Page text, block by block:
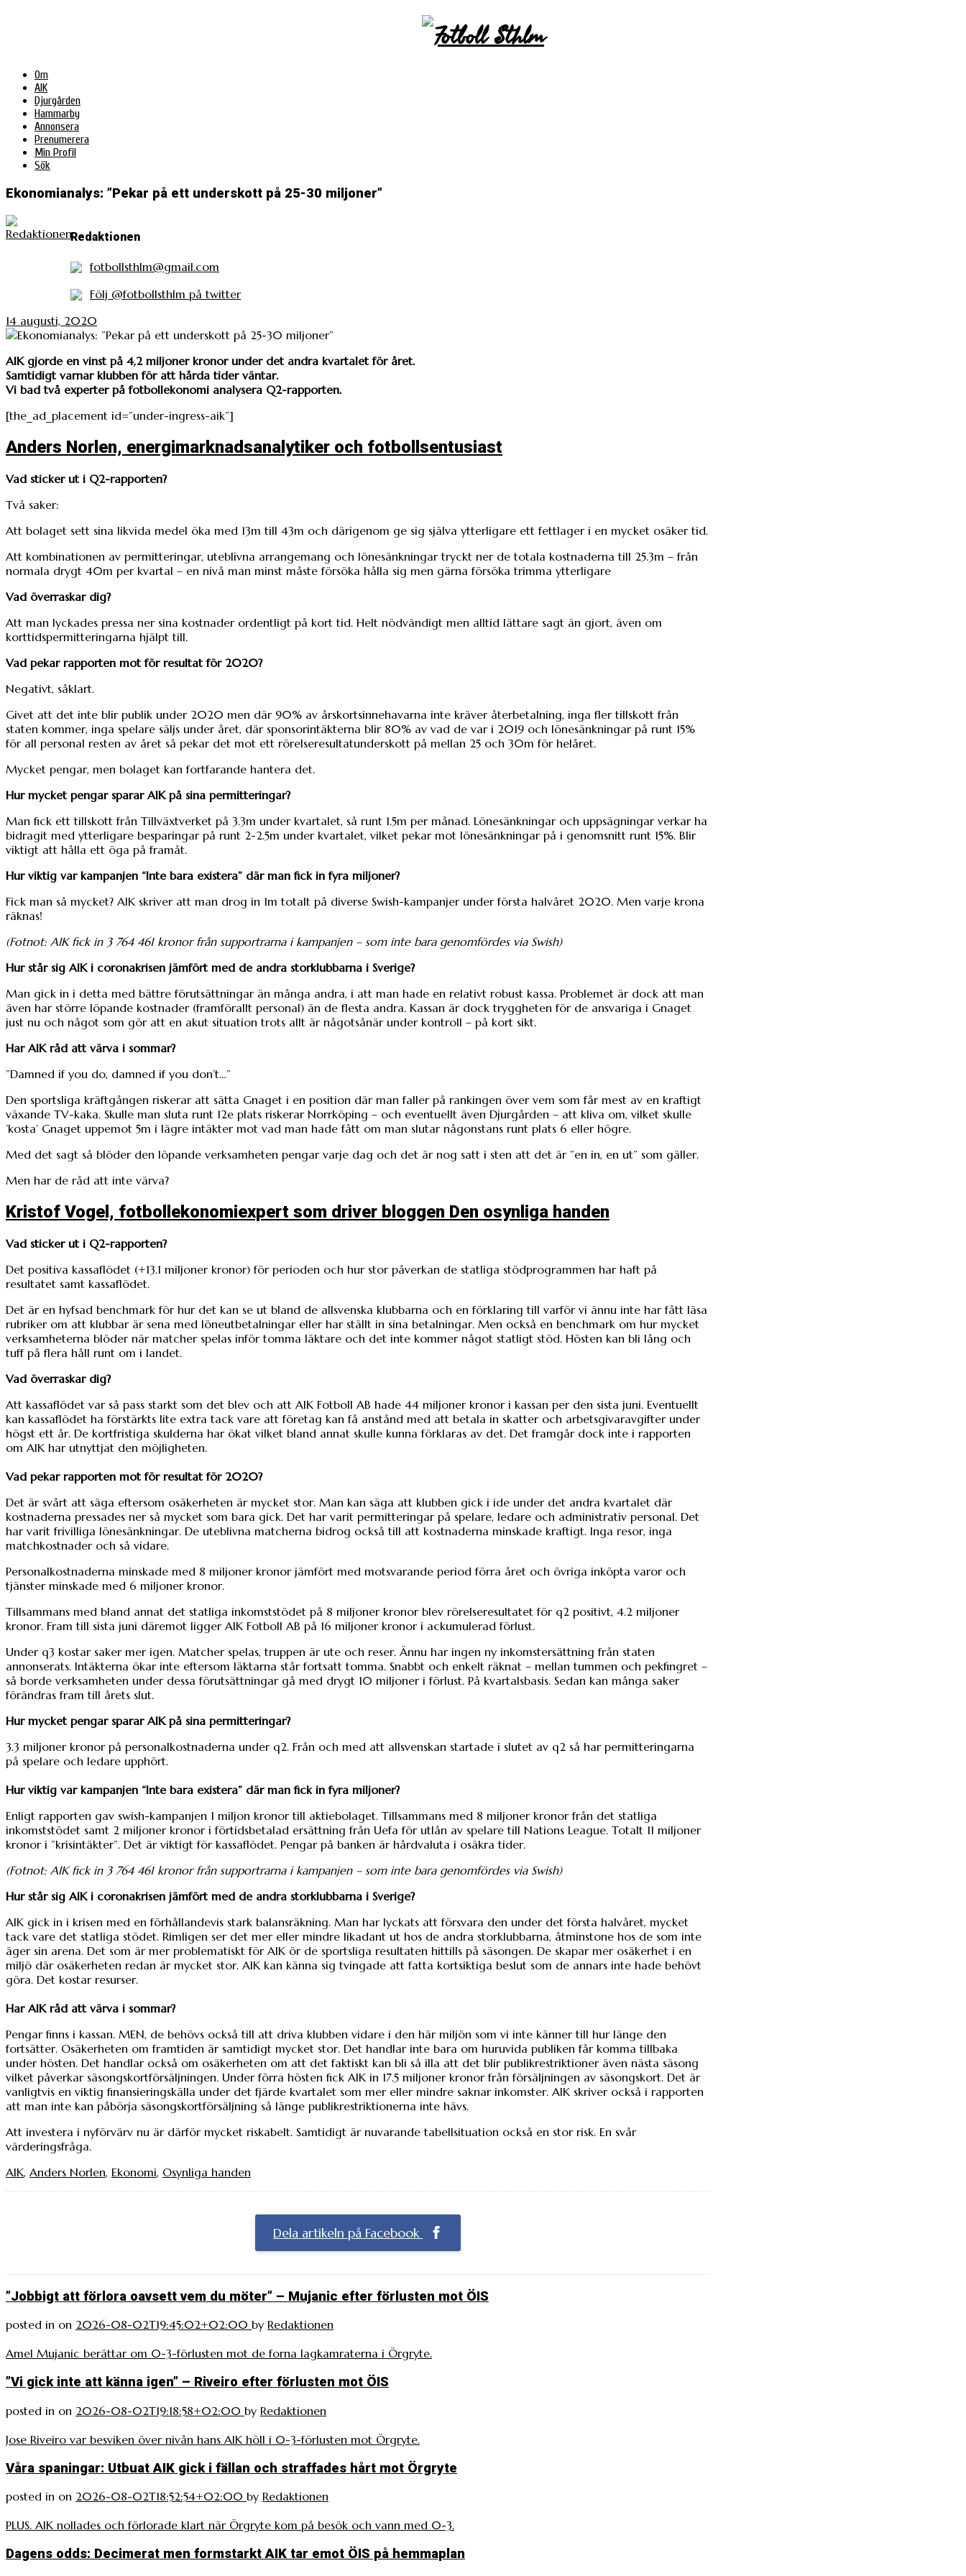
Om
AIK
Djurgården
Hammarby
Annonsera
Prenumerera
Min Profil
Sök
Ekonomianalys: ”Pekar på ett underskott på 25-30 miljoner”
Redaktionen
fotbollsthlm@gmail.com
Följ @fotbollsthlm på twitter
14 augusti, 2020
AIK gjorde en vinst på 4,2 miljoner kronor under det andra kvartalet för året.
Samtidigt varnar klubben för att hårda tider väntar.
Vi bad två experter på fotbollekonomi analysera Q2-rapporten.
[the_ad_placement id=”under-ingress-aik”]
Anders Norlen, energimarknadsanalytiker och fotbollsentusiast
Vad sticker ut i Q2-rapporten?
Två saker:
Att bolaget sett sina likvida medel öka med 13m till 43m och därigenom ge sig själva ytterligare ett fettlager i en mycket osäker tid.
Att kombinationen av permitteringar, uteblivna arrangemang och lönesänkningar tryckt ner de totala kostnaderna till 25.3m – från
normala drygt 40m per kvartal – en nivå man minst måste försöka hålla sig men gärna försöka trimma ytterligare
Vad överraskar dig?
Att man lyckades pressa ner sina kostnader ordentligt på kort tid. Helt nödvändigt men alltid lättare sagt än gjort, även om
korttidspermitteringarna hjälpt till.
Vad pekar rapporten mot för resultat för 2020?
Negativt, såklart.
Givet att det inte blir publik under 2020 men där 90% av årskortsinnehavarna inte kräver återbetalning, inga fler tillskott från
staten kommer, inga spelare säljs under året, där sponsorintäkterna blir 80% av vad de var i 2019 och lönesänkningar på runt 15%
för all personal resten av året så pekar det mot ett rörelseresultatunderskott på mellan 25 och 30m för helåret.
Mycket pengar, men bolaget kan fortfarande hantera det.
Hur mycket pengar sparar AIK på sina permitteringar?
Man fick ett tillskott från Tillväxtverket på 3.3m under kvartalet, så runt 1.5m per månad. Lönesänkningar och uppsägningar verkar ha
bidragit med ytterligare besparingar på runt 2-2.5m under kvartalet, vilket pekar mot lönesänkningar på i genomsnitt runt 15%. Blir
viktigt att hålla ett öga på framåt.
Hur viktig var kampanjen “Inte bara existera” där man fick in fyra miljoner?
Fick man så mycket? AIK skriver att man drog in 1m totalt på diverse Swish-kampanjer under första halvåret 2020. Men varje krona
räknas!
(Fotnot: AIK fick in 3 764 461 kronor från supportrarna i kampanjen – som inte bara genomfördes via Swish)
Hur står sig AIK i coronakrisen jämfört med de andra storklubbarna i Sverige?
Man gick in i detta med bättre förutsättningar än många andra, i att man hade en relativt robust kassa. Problemet är dock att man
även har större löpande kostnader (framförallt personal) än de flesta andra. Kassan är dock tryggheten för de ansvariga i Gnaget
just nu och något som gör att en akut situation trots allt är någotsånär under kontroll – på kort sikt.
Har AIK råd att värva i sommar?
”Damned if you do, damned if you don’t…”
Den sportsliga kräftgången riskerar att sätta Gnaget i en position där man faller på rankingen över vem som får mest av en kraftigt
växande TV-kaka. Skulle man sluta runt 12e plats riskerar Norrköping – och eventuellt även Djurgården – att kliva om, vilket skulle
’kosta’ Gnaget uppemot 5m i lägre intäkter mot vad man hade fått om man slutar någonstans runt plats 6 eller högre.
Med det sagt så blöder den löpande verksamheten pengar varje dag och det är nog satt i sten att det är ”en in, en ut” som gäller.
Men har de råd att inte värva?
Kristof Vogel, fotbollekonomiexpert som driver bloggen Den osynliga handen
Vad sticker ut i Q2-rapporten?
Det positiva kassaflödet (+13.1 miljoner kronor) för perioden och hur stor påverkan de statliga stödprogrammen har haft på
resultatet samt kassaflödet.
Det är en hyfsad benchmark för hur det kan se ut bland de allsvenska klubbarna och en förklaring till varför vi ännu inte har fått läsa
rubriker om att klubbar är sena med löneutbetalningar eller har ställt in sina betalningar. Men också en benchmark om hur mycket
verksamheterna blöder när matcher spelas inför tomma läktare och det inte kommer något statligt stöd. Hösten kan bli lång och
tuff på flera håll runt om i landet.
Vad överraskar dig?
Att kassaflödet var så pass starkt som det blev och att AIK Fotboll AB hade 44 miljoner kronor i kassan per den sista juni. Eventuellt
kan kassaflödet ha förstärkts lite extra tack vare att företag kan få anstånd med att betala in skatter och arbetsgivaravgifter under
högst ett år. De kortfristiga skulderna har ökat vilket bland annat skulle kunna förklaras av det. Det framgår dock inte i rapporten
om AIK har utnyttjat den möjligheten.
Vad pekar rapporten mot för resultat för 2020?
Det är svårt att säga eftersom osäkerheten är mycket stor. Man kan säga att klubben gick i ide under det andra kvartalet där
kostnaderna pressades ner så mycket som bara gick. Det har varit permitteringar på spelare, ledare och administrativ personal. Det
har varit frivilliga lönesänkningar. De uteblivna matcherna bidrog också till att kostnaderna minskade kraftigt. Inga resor, inga
matchkostnader och så vidare.
Personalkostnaderna minskade med 8 miljoner kronor jämfört med motsvarande period förra året och övriga inköpta varor och
tjänster minskade med 6 miljoner kronor.
Tillsammans med bland annat det statliga inkomststödet på 8 miljoner kronor blev rörelseresultatet för q2 positivt, 4.2 miljoner
kronor. Fram till sista juni däremot ligger AIK Fotboll AB på 16 miljoner kronor i ackumulerad förlust.
Under q3 kostar saker mer igen. Matcher spelas, truppen är ute och reser. Ännu har ingen ny inkomstersättning från staten
annonserats. Intäkterna ökar inte eftersom läktarna står fortsatt tomma. Snabbt och enkelt räknat – mellan tummen och pekfingret –
så borde verksamheten under dessa förutsättningar gå med drygt 10 miljoner i förlust. På kvartalsbasis. Sedan kan många saker
förändras fram till årets slut.
Hur mycket pengar sparar AIK på sina permitteringar?
3.3 miljoner kronor på personalkostnaderna under q2. Från och med att allsvenskan startade i slutet av q2 så har permitteringarna
på spelare och ledare upphört.
Hur viktig var kampanjen “Inte bara existera” där man fick in fyra miljoner?
Enligt rapporten gav swish-kampanjen 1 miljon kronor till aktiebolaget. Tillsammans med 8 miljoner kronor från det statliga
inkomststödet samt 2 miljoner kronor i förtidsbetalad ersättning från Uefa för utlån av spelare till Nations League. Totalt 11 miljoner
kronor i ”krisintäkter”. Det är viktigt för kassaflödet. Pengar på banken är hårdvaluta i osäkra tider.
(Fotnot: AIK fick in 3 764 461 kronor från supportrarna i kampanjen – som inte bara genomfördes via Swish)
Hur står sig AIK i coronakrisen jämfört med de andra storklubbarna i Sverige?
AIK gick in i krisen med en förhållandevis stark balansräkning. Man har lyckats att försvara den under det första halvåret, mycket
tack vare det statliga stödet. Rimligen ser det mer eller mindre likadant ut hos de andra storklubbarna, åtminstone hos de som inte
äger sin arena. Det som är mer problematiskt för AIK ör de sportsliga resultaten hittills på säsongen. De skapar mer osäkerhet i en
miljö där osäkerheten redan är mycket stor. AIK kan känna sig tvingade att fatta kortsiktiga beslut som de annars inte hade behövt
göra. Det kostar resurser.
Har AIK råd att värva i sommar?
Pengar finns i kassan. MEN, de behövs också till att driva klubben vidare i den här miljön som vi inte känner till hur länge den
fortsätter. Osäkerheten om framtiden är samtidigt mycket stor. Det handlar inte bara om huruvida publiken får komma tillbaka
under hösten. Det handlar också om osäkerheten om att det faktiskt kan bli så illa att det blir publikrestriktioner även nästa säsong
vilket påverkar säsongskortförsäljningen. Under förra hösten fick AIK in 17.5 miljoner kronor från försäljningen av säsongskort. Det är
vanligtvis en viktig finansieringskälla under det fjärde kvartalet som mer eller mindre saknar inkomster. AIK skriver också i rapporten
att man inte kan påbörja säsongskortförsäljning så länge publikrestriktionerna inte hävs.
Att investera i nyförvärv nu är därför mycket riskabelt. Samtidigt är nuvarande tabellsituation också en stor risk. En svår
värderingsfråga.
AIK, Anders Norlen, Ekonomi, Osynliga handen
Dela artikeln på Facebook
”Jobbigt att förlora oavsett vem du möter” – Mujanic efter förlusten mot ÖIS
posted in on 2026-08-02T19:45:02+02:00 by Redaktionen
Amel Mujanic berättar om 0-3-förlusten mot de forna lagkamraterna i Örgryte.
”Vi gick inte att känna igen” – Riveiro efter förlusten mot ÖIS
posted in on 2026-08-02T19:18:58+02:00 by Redaktionen
Jose Riveiro var besviken över nivån hans AIK höll i 0-3-förlusten mot Örgryte.
Våra spaningar: Utbuat AIK gick i fällan och straffades hårt mot Örgryte
posted in on 2026-08-02T18:52:54+02:00 by Redaktionen
PLUS. AIK nollades och förlorade klart när Örgryte kom på besök och vann med 0-3.
Dagens odds: Decimerat men formstarkt AIK tar emot ÖIS på hemmaplan